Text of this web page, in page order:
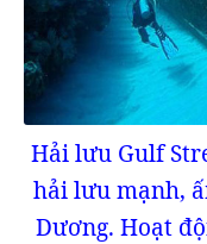
Hải lưu Gulf
hải lưu mạnh,
Dương. Hoạt